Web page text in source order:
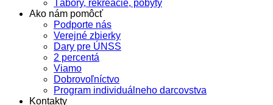
Tábory, rekreácie, pobyty
Ako nám pomôcť
Podporte nás
Verejné zbierky
Dary pre ÚNSS
2 percentá
Viamo
Dobrovoľníctvo
Program individuálneho darcovstva
Kontakty